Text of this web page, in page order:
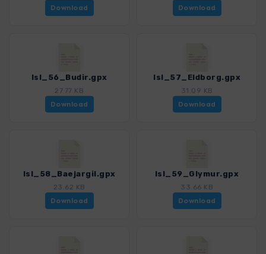
Download
Download
Isl_56_Budir.gpx
27.77 KB
Download
Isl_57_Eldborg.gpx
31.09 KB
Download
Isl_58_Baejargil.gpx
23.62 KB
Download
Isl_59_Glymur.gpx
33.66 KB
Download